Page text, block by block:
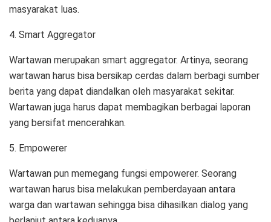
masyarakat luas.
4. Smart Aggregator
Wartawan merupakan smart aggregator. Artinya, seorang
wartawan harus bisa bersikap cerdas dalam berbagi sumber
berita yang dapat diandalkan oleh masyarakat sekitar.
Wartawan juga harus dapat membagikan berbagai laporan
yang bersifat mencerahkan.
5. Empowerer
Wartawan pun memegang fungsi empowerer. Seorang
wartawan harus bisa melakukan pemberdayaan antara
warga dan wartawan sehingga bisa dihasilkan dialog yang